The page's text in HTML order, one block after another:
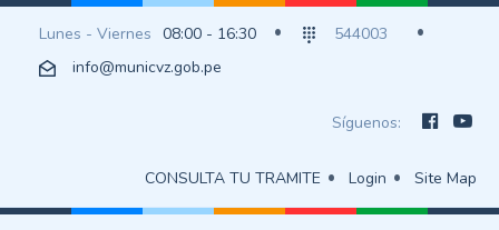
Lunes - Viernes 08:00 - 16:30
544003
info@municvz.gob.pe
Síguenos:
CONSULTA TU TRAMITE Login Site Map